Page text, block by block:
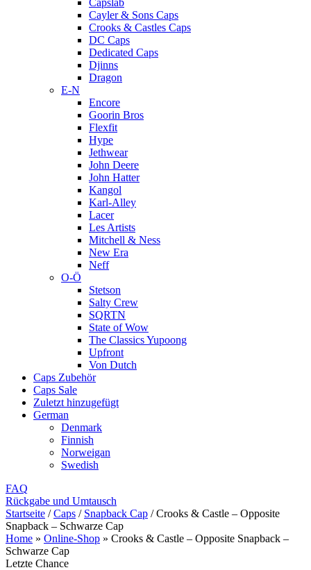
Capslab
Cayler & Sons Caps
Crooks & Castles Caps
DC Caps
Dedicated Caps
Djinns
Dragon
E-N
Encore
Goorin Bros
Flexfit
Hype
Jethwear
John Deere
John Hatter
Kangol
Karl-Alley
Lacer
Les Artists
Mitchell & Ness
New Era
Neff
O-Ö
Stetson
Salty Crew
SQRTN
State of Wow
The Classics Yupoong
Upfront
Von Dutch
Caps Zubehör
Caps Sale
Zuletzt hinzugefügt
German
Denmark
Finnish
Norweigan
Swedish
FAQ
Rückgabe und Umtausch
Startseite / Caps / Snapback Cap / Crooks & Castle – Opposite
Snapback – Schwarze Cap
Home » Online-Shop » Crooks & Castle – Opposite Snapback –
Schwarze Cap
Letzte Chance